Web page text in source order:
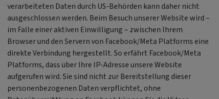
verarbeiteten Daten durch US-Behörden kann daher nicht
ausgeschlossen werden. Beim Besuch unserer Website wird –
im Falle einer aktiven Einwilligung – zwischen Ihrem
Browser und den Servern von Facebook/Meta Platforms eine
direkte Verbindung hergestellt. So erfährt Facebook/Meta
Platforms, dass über Ihre IP-Adresse unsere Website
aufgerufen wird. Sie sind nicht zur Bereitstellung dieser
personenbezogenen Daten verpflichtet, ohne